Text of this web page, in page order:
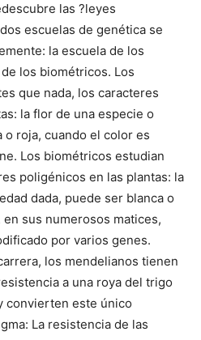
las ?leyes
escuelas de genética se
la escuela de los
los biométricos. Los
que nada, los caracteres
la flor de una especie o
o roja, cuando el color es
Los biométricos estudian
poligénicos en las plantas: la
dada, puede ser blanca o
sus numerosos matices,
por varios genes.
los mendelianos tienen
a una roya del trigo
convierten este único
La resistencia de las